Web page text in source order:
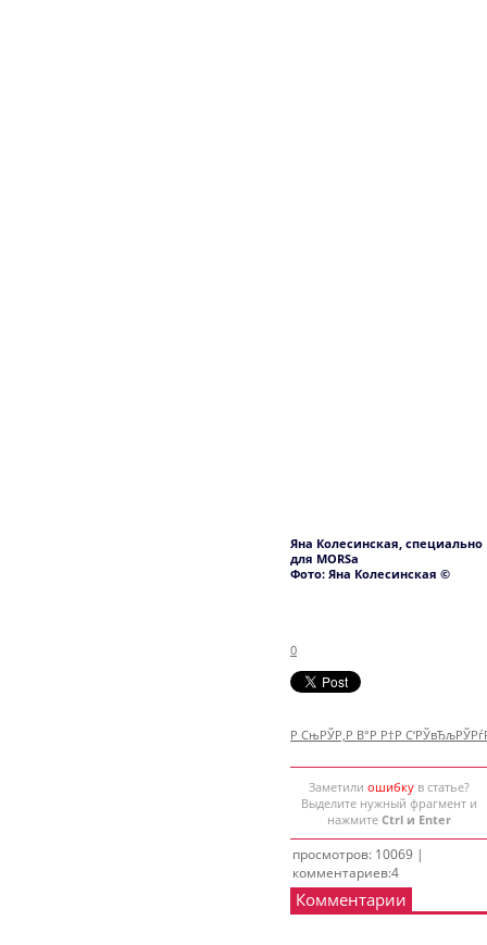
Яна Колесинская, специально
для MORSa
Фото: Яна Колесинская ©
0
Р СњРЎР‚Р В°Р Р†Р
Заметили ошибкув статье?
Выделите нужный фрагмент и
нажмите Ctrl и Enter
просмотров: 10069 |
комментариев:4
Комментарии